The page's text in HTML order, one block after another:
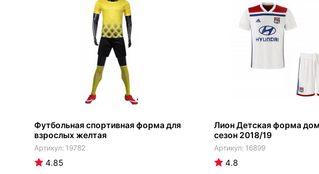
Футбольная спортивная форма для
взрослых желтая
19782
4.85
Лион Детская форма
сезон 2018/19
16899
4.8